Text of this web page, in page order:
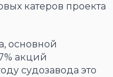
катеров проекта
основной
акций
судозавода это